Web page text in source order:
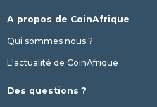
A propos de CoinAfrique
Qui sommes nous ?
L'actualité de CoinAfrique
Des questions ?